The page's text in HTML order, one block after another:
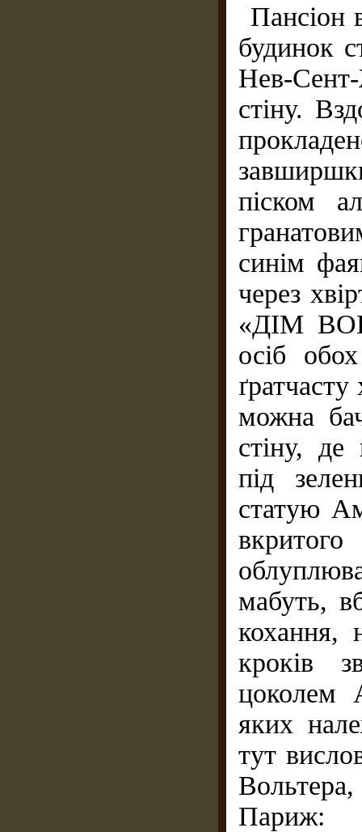
Пансіон
будинок
Нев-Сент-
стіну.
піском
синім
через
«ДІМ
осіб
можна
стіну,
під
статую
мабуть,
кохання,
кроків
цоколем
яких
тут
Париж: